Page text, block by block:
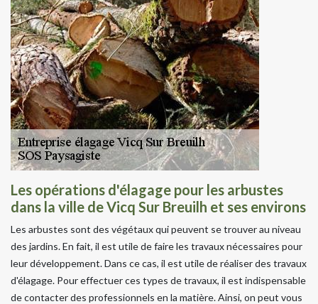
Les opérations d'élagage pour les arbustes
dans la ville de Vicq Sur Breuilh et ses environs
Les arbustes sont des végétaux qui peuvent se trouver au niveau
des jardins. En fait, il est utile de faire les travaux nécessaires pour
leur développement. Dans ce cas, il est utile de réaliser des travaux
d'élagage. Pour effectuer ces types de travaux, il est indispensable
de contacter des professionnels en la matière. Ainsi, on peut vous